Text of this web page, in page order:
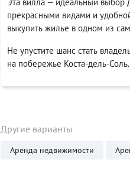
прекрасными видами и
выкупить жилье в одном из
Не упустите шанс стать
на побережье Коста-дель-Соль.
Другие варианты
Аренда недвижимости